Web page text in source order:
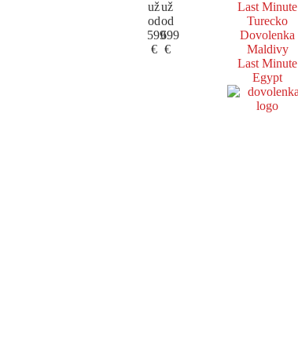
už
od
599
€
už
od
699
€
Last Minute
Turecko
Dovolenka
Maldivy
Last Minute
Egypt